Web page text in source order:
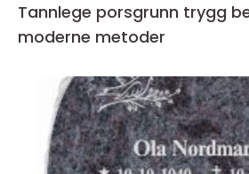
Tannlege porsgrunn trygg behandling med
moderne metoder